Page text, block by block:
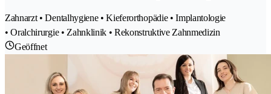
Zahnarzt • Dentalhygiene • Kieferorthopädie • Implantologie
• Oralchirurgie • Zahnklinik • Rekonstruktive Zahnmedizin
Geöffnet